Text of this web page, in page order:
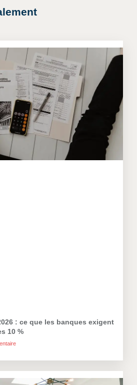
: ce que les banques exigent
10 %